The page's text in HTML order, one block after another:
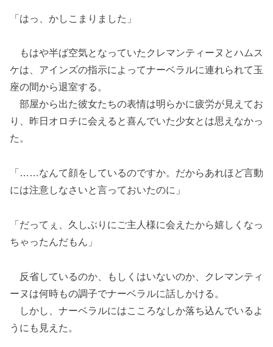
「はっ、かしこまりました」
もはや半ば空気となっていたクレマンティーヌとハムス
ケは、アインズの指示によってナーベラルに連れられて玉
座の間から退室する。
部屋から出た彼女たちの表情は明らかに疲労が見えてお
り、昨日オロチに会えると喜んでいた少女とは思えなかっ
た。
「……なんて顔をしているのですか。だからあれほど言動
には注意しなさいと言っておいたのに」
「だってぇ、久しぶりにご主人様に会えたから嬉しくなっ
ちゃったんだもん」
反省しているのか、もしくはいないのか、クレマンティ
ーヌは何時もの調子でナーベラルに話しかける。
しかし、ナーベラルにはこころなしか落ち込んでいるよ
うにも見えた。